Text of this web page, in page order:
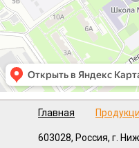
Главная
603028, Россия, г.